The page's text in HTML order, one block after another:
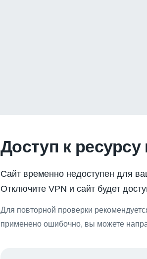
Доступ к
Сайт временно недоступен для
Отключите VPN и сайт будет
Для повторной проверки
применено ошибочно, вы можете